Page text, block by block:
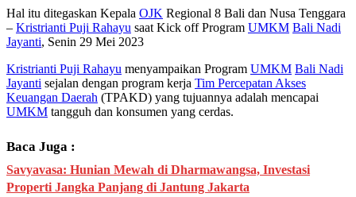
Hal itu ditegaskan Kepala OJK Regional 8 Bali dan Nusa Tenggara
– Kristrianti Puji Rahayu saat Kick off Program UMKM Bali Nadi
Jayanti, Senin 29 Mei 2023
Kristrianti Puji Rahayu menyampaikan Program UMKM Bali Nadi
Jayanti sejalan dengan program kerja Tim Percepatan Akses
Keuangan Daerah (TPAKD) yang tujuannya adalah mencapai
UMKM tangguh dan konsumen yang cerdas.
Baca Juga :
Savyavasa: Hunian Mewah di Dharmawangsa, Investasi
Properti Jangka Panjang di Jantung Jakarta